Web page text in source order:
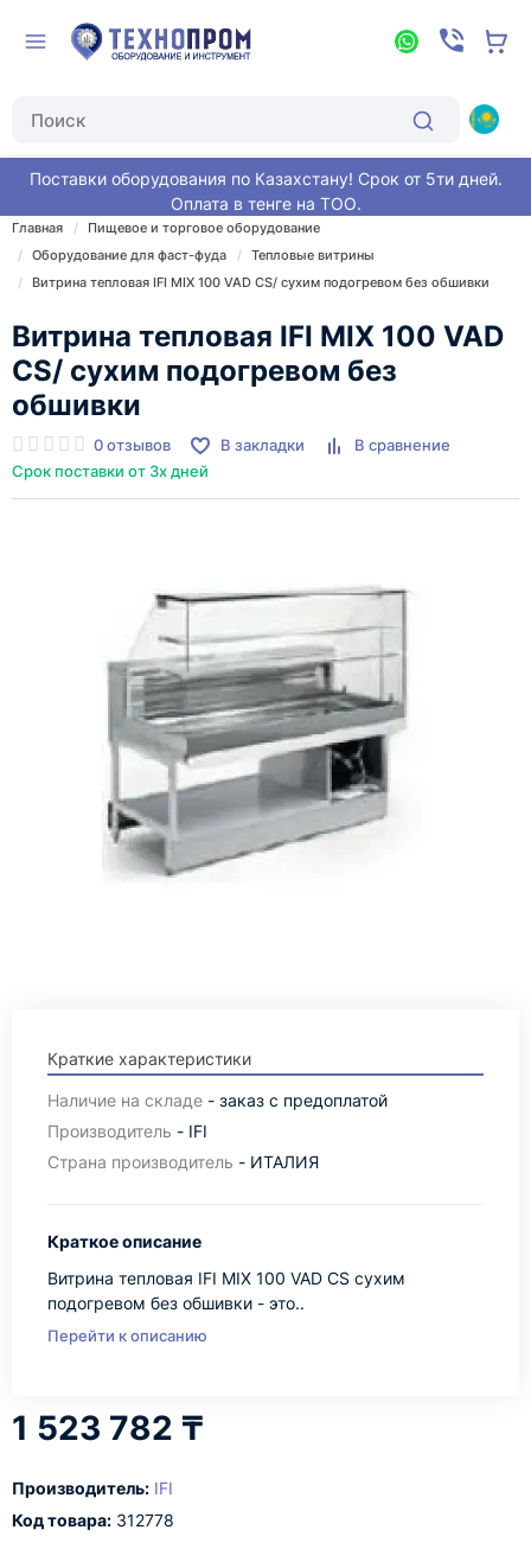
Поставки оборудования по Казахстану! Срок от 5ти дней.
Оплата в тенге на ТОО.
Главная
Пищевое и торговое оборудование
Оборудование для фаст-фуда
Тепловые витрины
Витрина тепловая IFI MIX 100 VAD CS/ сухим подогревом без обшивки
Витрина тепловая IFI MIX 100 VAD
CS/ сухим подогревом без
обшивки
0 отзывов В закладки
В сравнение
Срок поставки от 3х дней
Краткие характеристики
Наличие на складе - заказ с предоплатой
Производитель - IFI
Страна производитель - ИТАЛИЯ
Краткое описание
Витрина тепловая IFI MIX 100 VAD CS сухим
подогревом без обшивки - это..
Перейти к описанию
1 523 782 ₸
Производитель: IFI
Код товара: 312778